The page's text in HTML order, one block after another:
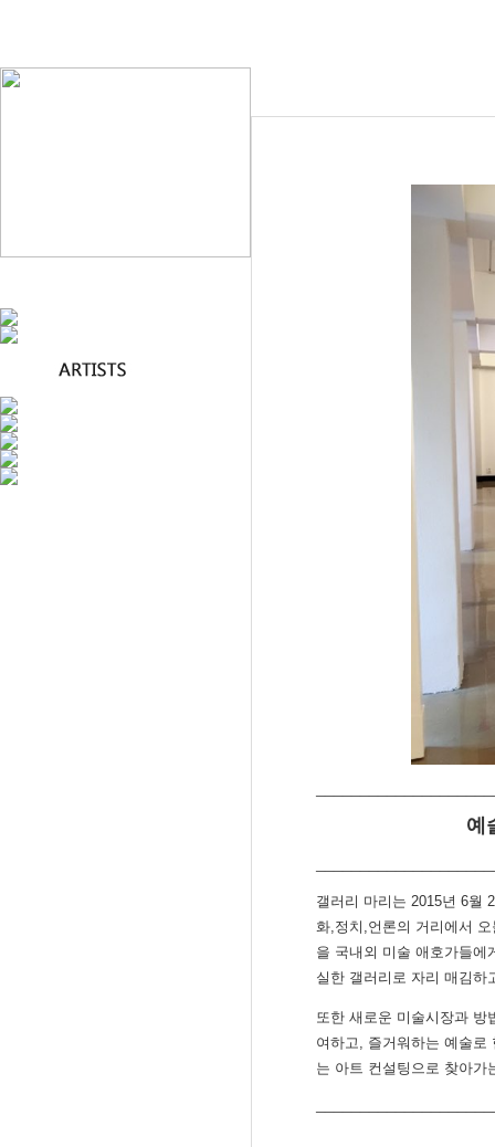
예
갤러리 마리는 2015년 6월
화,정치,언론의 거리에서
을 국내외 미술 애호가들에
실한 갤러리로 자리 매김하
또한 새로운 미술시장과 방
여하고, 즐거워하는 예술
는 아트 컨설팅으로 찾아가